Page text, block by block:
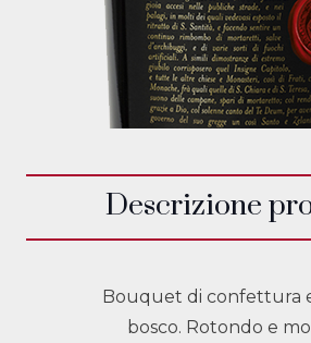
Descrizione
Bouquet di confettura
bosco. Rotondo e